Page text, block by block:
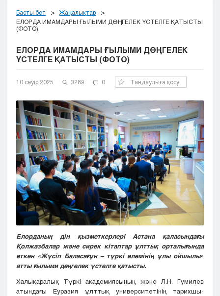
Актобе
Атырау
Жезказган
Кокшетау
Костанай
Кызылорда
Петропавловск
Семей
Талдыкорган
Тараз
Туркестан
Уральск
Усть-Каменогорск
Шымкент
Басты бет
Жаңалықтар
ЕЛОРДА ИМАМДАРЫ ҒЫЛЫМИ ДӨҢГЕЛЕК ҮСТЕЛГЕ ҚАТЫСТЫ
(ФОТО)
ЕЛОРДА ИМАМДАРЫ ҒЫЛЫМИ ДӨҢГЕЛЕК
ҮСТЕЛГЕ ҚАТЫСТЫ (ФОТО)
10 сәуір 2025 3289 0 Таңдаулыға қосу
Елорданың дін қызметкерлері Астана қаласындағы
Қолжазбалар және сирек кітаптар ұлттық орталығында
өткен «Жүсіп Баласағұн – түркі әлемінің ұлы ойшылы»
атты ғылыми дөңгелек үстелге қатысты.
Халықаралық Түркі академиясының және Л.Н. Гумилев
атындағы Еуразия ұлттық университетінің тарихшы-